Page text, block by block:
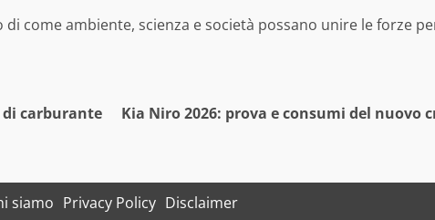
di come ambiente, scienza e società possano unire le forze
di carburante
Kia Niro 2026: prova e consumi del nuovo
siamo Privacy Policy Disclaimer